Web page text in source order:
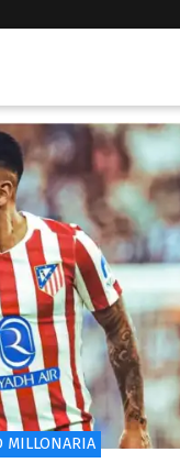
MILLONARIA